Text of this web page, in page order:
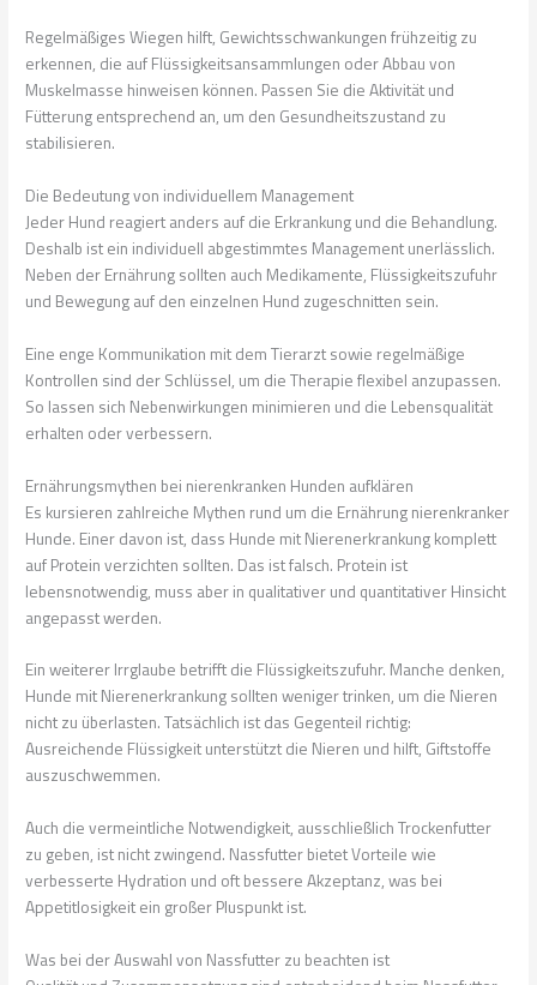
Regelmäßiges Wiegen hilft, Gewichtsschwankungen frühzeitig zu
erkennen, die auf Flüssigkeitsansammlungen oder Abbau von
Muskelmasse hinweisen können. Passen Sie die Aktivität und
Fütterung entsprechend an, um den Gesundheitszustand zu
stabilisieren.
Die Bedeutung von individuellem Management
Jeder Hund reagiert anders auf die Erkrankung und die Behandlung.
Deshalb ist ein individuell abgestimmtes Management unerlässlich.
Neben der Ernährung sollten auch Medikamente, Flüssigkeitszufuhr
und Bewegung auf den einzelnen Hund zugeschnitten sein.
Eine enge Kommunikation mit dem Tierarzt sowie regelmäßige
Kontrollen sind der Schlüssel, um die Therapie flexibel anzupassen.
So lassen sich Nebenwirkungen minimieren und die Lebensqualität
erhalten oder verbessern.
Ernährungsmythen bei nierenkranken Hunden aufklären
Es kursieren zahlreiche Mythen rund um die Ernährung nierenkranker
Hunde. Einer davon ist, dass Hunde mit Nierenerkrankung komplett
auf Protein verzichten sollten. Das ist falsch. Protein ist
lebensnotwendig, muss aber in qualitativer und quantitativer Hinsicht
angepasst werden.
Ein weiterer Irrglaube betrifft die Flüssigkeitszufuhr. Manche denken,
Hunde mit Nierenerkrankung sollten weniger trinken, um die Nieren
nicht zu überlasten. Tatsächlich ist das Gegenteil richtig:
Ausreichende Flüssigkeit unterstützt die Nieren und hilft, Giftstoffe
auszuschwemmen.
Auch die vermeintliche Notwendigkeit, ausschließlich Trockenfutter
zu geben, ist nicht zwingend. Nassfutter bietet Vorteile wie
verbesserte Hydration und oft bessere Akzeptanz, was bei
Appetitlosigkeit ein großer Pluspunkt ist.
Was bei der Auswahl von Nassfutter zu beachten ist